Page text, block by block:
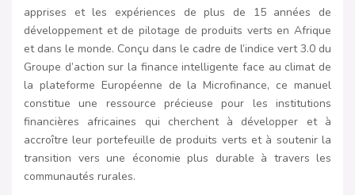
apprises et les expériences de plus de 15 années de
développement et de pilotage de produits verts en Afrique
et dans le monde. Conçu dans le cadre de l’indice vert 3.0 du
Groupe d’action sur la finance intelligente face au climat de
la plateforme Européenne de la Microfinance, ce manuel
constitue une ressource précieuse pour les institutions
financières africaines qui cherchent à développer et à
accroître leur portefeuille de produits verts et à soutenir la
transition vers une économie plus durable à travers les
communautés rurales.